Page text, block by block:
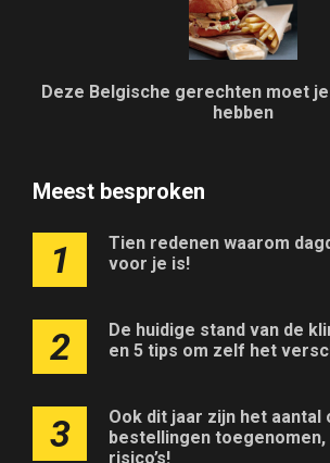
Deze Belgische gerechten moet
hebben
Meest besproken
1
Tien redenen waarom
voor je is!
2
De huidige stand van de
en 5 tips om zelf het
3
Ook dit jaar zijn het aantal
bestellingen
risico’s!